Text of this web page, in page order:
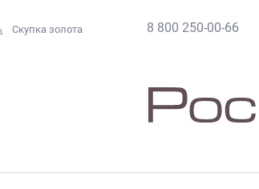
Скупка золота 8 800 250-00-66